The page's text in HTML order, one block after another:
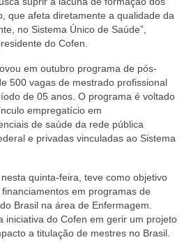
Exercício Profissional
que afeta diretamente a qualidade da
no Sistema Único de Saúde”,
do Cofen.
em outubro programa de pós-
500 vagas de mestrado profissional
de 05 anos. O programa é voltado
empregatício em
de saúde da rede pública
e privadas vinculadas ao Sistema
quinta-feira, teve como objetivo
em programas de
Brasil na área de Enfermagem.
iniciativa do Cofen em gerir um projeto
a titulação de mestres no Brasil.